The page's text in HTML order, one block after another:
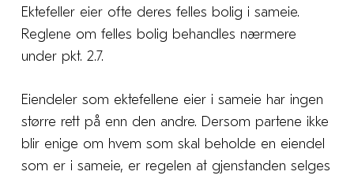
Ektefeller eier ofte deres felles bolig i sameie.
Reglene om felles bolig behandles nærmere
under pkt. 2.7.
Eiendeler som ektefellene eier i sameie har ingen
større rett på enn den andre. Dersom partene ikke
blir enige om hvem som skal beholde en eiendel
som er i sameie, er regelen at gjenstanden selges